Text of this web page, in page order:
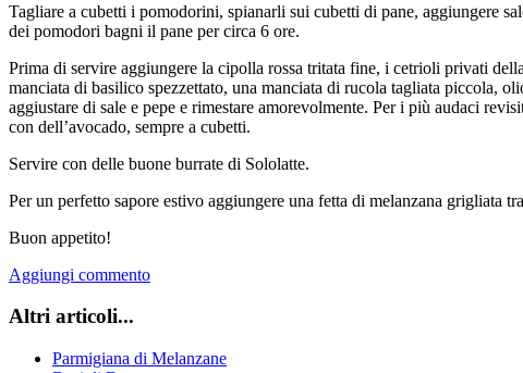
Tagliare a cubetti i pomodorini, spianarli sui cubetti di pane, aggiungere
dei pomodori bagni il pane per circa 6 ore.
Prima di servire aggiungere la cipolla rossa tritata fine, i cetrioli privati
manciata di basilico spezzettato, una manciata di rucola tagliata piccola,
aggiustare di sale e pepe e rimestare amorevolmente. Per i più audaci
con dell’avocado, sempre a cubetti.
Servire con delle buone burrate di Sololatte.
Per un perfetto sapore estivo aggiungere una fetta di melanzana grigliata
Buon appetito!
Aggiungi commento
Altri articoli...
Parmigiana di Melanzane